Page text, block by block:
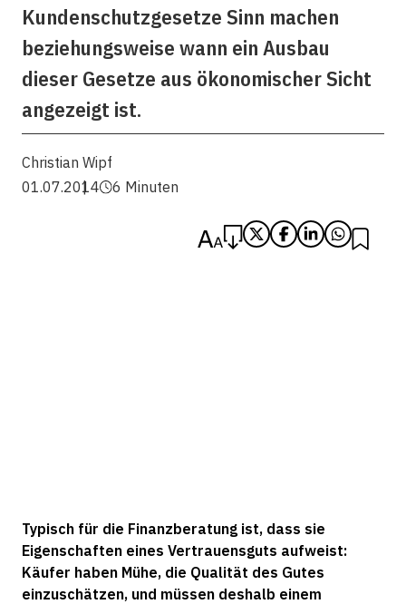
Kundenschutzgesetze Sinn machen
beziehungsweise wann ein Ausbau
dieser Gesetze aus ökonomischer Sicht
angezeigt ist.
Christian Wipf
01.07.2014
6 Minuten
Typisch für die Finanzberatung ist, dass sie
Eigenschaften eines Vertrauensguts aufweist:
Käufer haben Mühe, die Qualität des Gutes
einzuschätzen, und müssen deshalb einem